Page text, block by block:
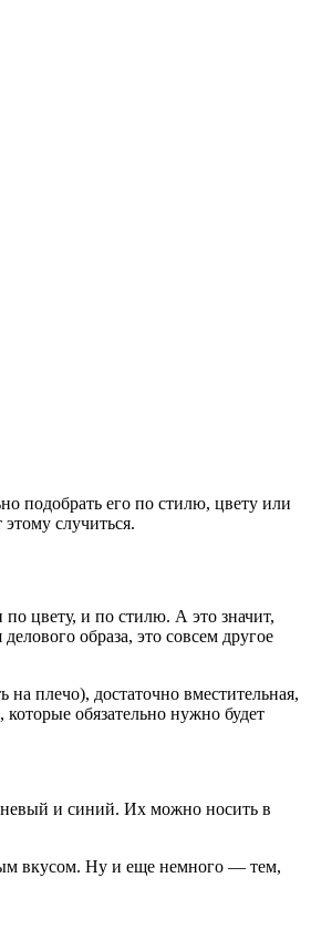
подобрать его по стилю, цвету или
случиться.
цвету, и по стилю. А это значит,
образа, это совсем другое
плечо), достаточно вместительная,
обязательно нужно будет
и синий. Их можно носить в
вкусом. Ну и еще немного — тем,